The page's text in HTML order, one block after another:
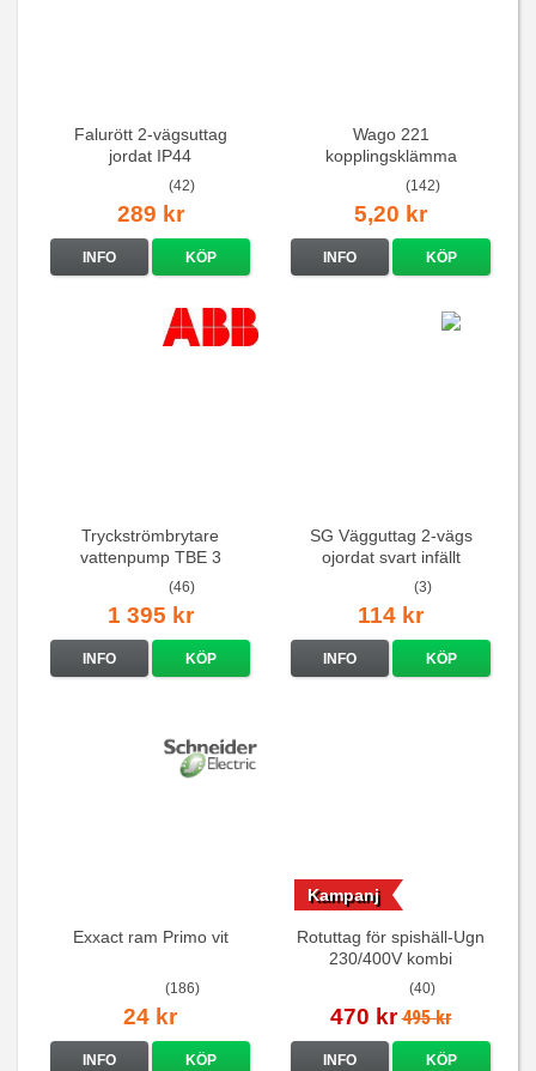
Falurött 2-vägsuttag
jordat IP44
(42)
289 kr
INFO KÖP
Wago 221
kopplingsklämma
(142)
5,20 kr
INFO KÖP
Tryckströmbrytare
vattenpump TBE 3
(46)
1 395 kr
INFO KÖP
SG Vägguttag 2-vägs
ojordat svart infällt
16A/250V
(3)
114 kr
INFO KÖP
Exxact ram Primo vit
(186)
24 kr
INFO KÖP
Rotuttag för spishäll-Ugn
230/400V kombi
(40)
Kampanj
470 kr 495 kr
INFO KÖP